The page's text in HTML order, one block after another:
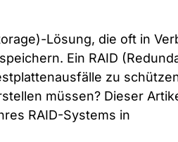
Lösung, die oft in
Ein RAID
zu
müssen? Dieser
RAID-Systems in